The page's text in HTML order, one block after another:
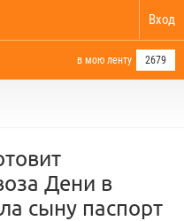
Вход
в мою ленту 2679
Дени в
сыну паспорт